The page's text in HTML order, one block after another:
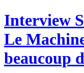
Interview
Le
beaucoup